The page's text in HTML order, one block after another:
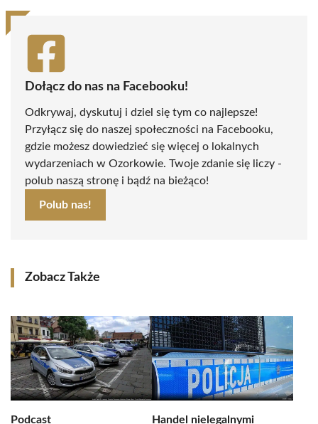
Dołącz do nas na Facebooku!
Odkrywaj, dyskutuj i dziel się tym co najlepsze!
Przyłącz się do naszej społeczności na Facebooku,
gdzie możesz dowiedzieć się więcej o lokalnych
wydarzeniach w Ozorkowie. Twoje zdanie się liczy -
polub naszą stronę i bądź na bieżąco!
Polub nas!
Zobacz Także
Podcast Handel nielegalnymi